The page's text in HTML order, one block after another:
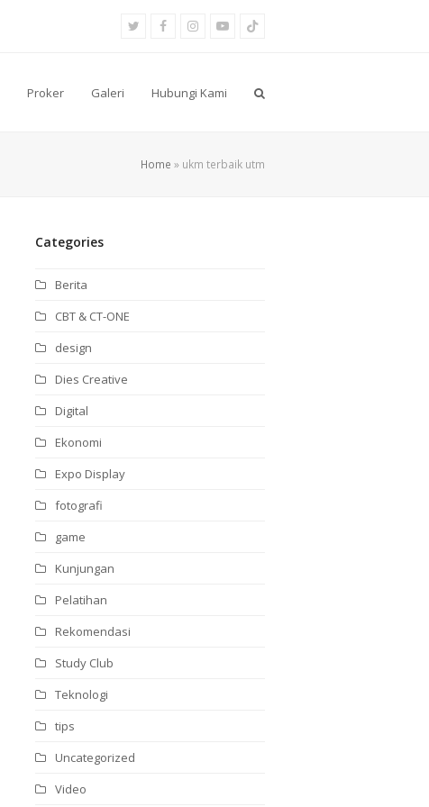
TwitterFacebookInstagram
YoutubeTiktok
Proker Galeri Hubungi Kami
Home » ukm terbaik utm
Categories
Berita
CBT & CT-ONE
design
Dies Creative
Digital
Ekonomi
Expo Display
fotografi
game
Kunjungan
Pelatihan
Rekomendasi
Study Club
Teknologi
tips
Uncategorized
Video